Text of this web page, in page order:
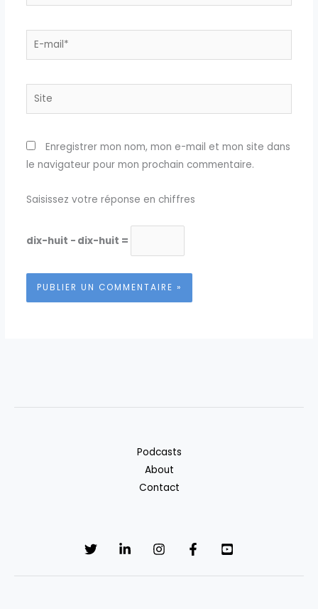
E-
Site
Enregistrer mon nom, mon e-mail et mon site dans
le navigateur pour mon prochain commentaire.
Saisissez votre réponse en chiffres
dix-huit − dix-huit =
Podcasts
About
Contact